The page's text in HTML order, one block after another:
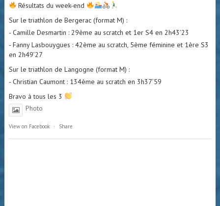
Résultats du week-end
Sur le triathlon de Bergerac (format M) :
- Camille Desmartin : 29ème au scratch et 1er S4 en 2h43’23
- Fanny Lasbouygues : 42ème au scratch, 5ème féminine et 1ère S3
en 2h49’27
Sur le triathlon de Langogne (format M) :
- Christian Caumont : 134ème au scratch en 3h37’59
Bravo à tous les 3
Photo
View on Facebook · Share